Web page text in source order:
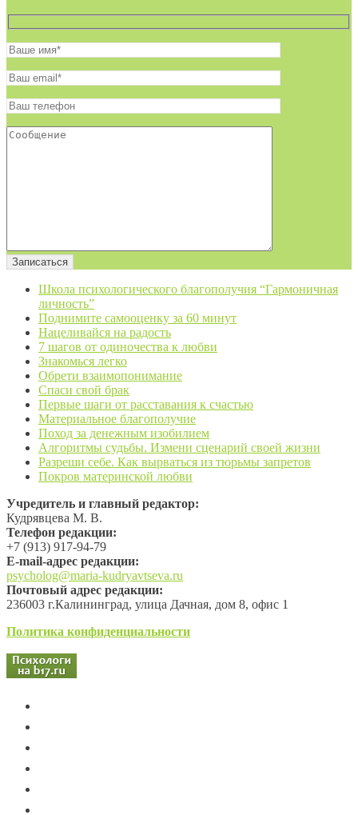
Школа психологического благополучия “Гармоничная
личность”
Поднимите самооценку за 60 минут
Нацеливайся на радость
7 шагов от одиночества к любви
Знакомься легко
Обрети взаимопонимание
Спаси свой брак
Первые шаги от расставания к счастью
Материальное благополучие
Поход за денежным изобилием
Алгоритмы судьбы. Измени сценарий своей жизни
Разреши себе. Как вырваться из тюрьмы запретов
Покров материнской любви
Учредитель и главный редактор:
Кудрявцева М. В.
Телефон редакции:
+7 (913) 917-94-79
Е-mail-адрес редакции:
psycholog@maria-kudryavtseva.ru
Почтовый адрес редакции:
236003 г.Калининград, улица Дачная, дом 8, офис 1
Политика конфиденциальности